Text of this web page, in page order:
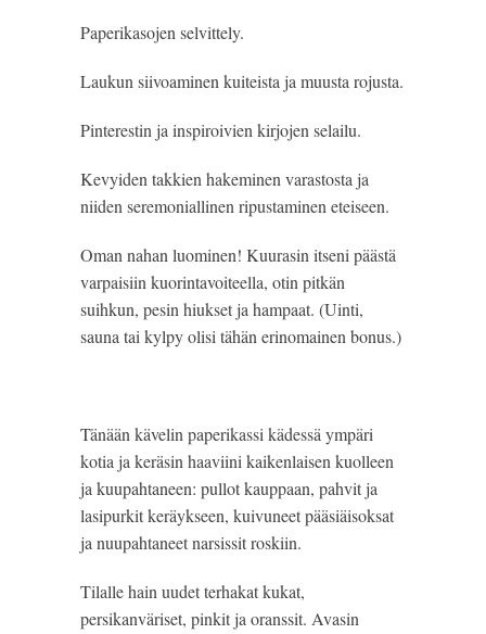
Paperikasojen selvittely.
Laukun siivoaminen kuiteista ja muusta rojusta.
Pinterestin ja inspiroivien kirjojen selailu.
Kevyiden takkien hakeminen varastosta ja
niiden seremoniallinen ripustaminen eteiseen.
Oman nahan luominen! Kuurasin itseni päästä
varpaisiin kuorintavoiteella, otin pitkän
suihkun, pesin hiukset ja hampaat. (Uinti,
sauna tai kylpy olisi tähän erinomainen bonus.)
Tänään kävelin paperikassi kädessä ympäri
kotia ja keräsin haaviini kaikenlaisen kuolleen
ja kuupahtaneen: pullot kauppaan, pahvit ja
lasipurkit keräykseen, kuivuneet pääsiäisoksat
ja nuupahtaneet narsissit roskiin.
Tilalle hain uudet terhakat kukat,
persikanväriset, pinkit ja oranssit. Avasin